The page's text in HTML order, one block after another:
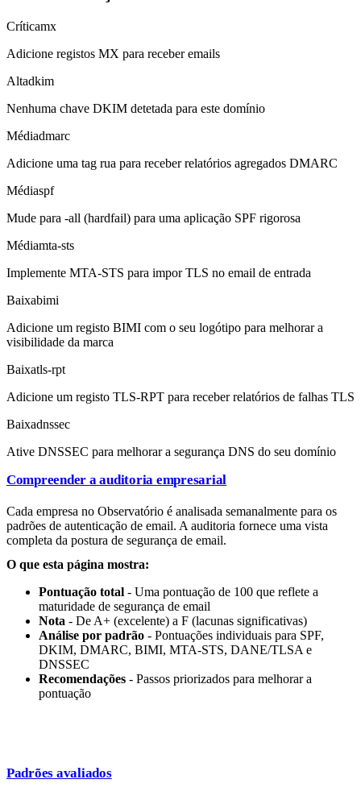
Críticamx
Adicione registos MX para receber emails
Altadkim
Nenhuma chave DKIM detetada para este domínio
Médiadmarc
Adicione uma tag rua para receber relatórios agregados DMARC
Médiaspf
Mude para -all (hardfail) para uma aplicação SPF rigorosa
Médiamta-sts
Implemente MTA-STS para impor TLS no email de entrada
Baixabimi
Adicione um registo BIMI com o seu logótipo para melhorar a
visibilidade da marca
Baixatls-rpt
Adicione um registo TLS-RPT para receber relatórios de falhas TLS
Baixadnssec
Ative DNSSEC para melhorar a segurança DNS do seu domínio
Compreender a auditoria empresarial
Cada empresa no Observatório é analisada semanalmente para os
padrões de autenticação de email. A auditoria fornece uma vista
completa da postura de segurança de email.
O que esta página mostra:
Pontuação total - Uma pontuação de 100 que reflete a
maturidade de segurança de email
Nota - De A+ (excelente) a F (lacunas significativas)
Análise por padrão - Pontuações individuais para SPF,
DKIM, DMARC, BIMI, MTA-STS, DANE/TLSA e
DNSSEC
Recomendações - Passos priorizados para melhorar a
pontuação
Padrões avaliados